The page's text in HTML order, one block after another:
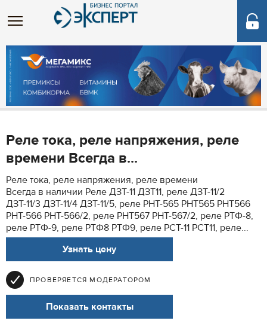
Реле тока, реле напряжения, реле
времени Всегда в...
Реле тока, реле напряжения, реле времени
Всегда в наличии Реле ДЗТ-11 ДЗТ11, реле ДЗТ-11/2
ДЗТ-11/3 ДЗТ-11/4 ДЗТ-11/5, реле РНТ-565 РНТ565 РНТ566
РНТ-566 РНТ-566/2, реле РНТ567 РНТ-567/2, реле РТФ-8,
реле РТФ-9, реле РТФ8 РТФ9, реле РСТ-11 РСТ11, реле...
Узнать цену
ПРОВЕРЯЕТСЯ МОДЕРАТОРОМ
Показать контакты